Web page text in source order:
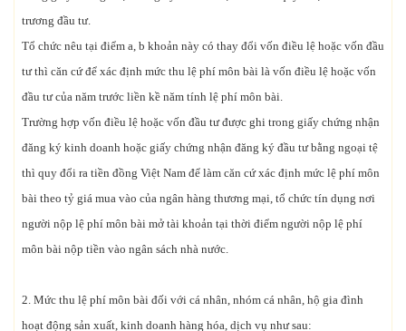
trương đầu tư.
Tổ chức nêu tại điểm a, b khoản này có thay đổi vốn điều lệ hoặc vốn đầu
tư thì căn cứ để xác định mức thu lệ phí môn bài là vốn điều lệ hoặc vốn
đầu tư của năm trước liền kề năm tính lệ phí môn bài.
Trường hợp vốn điều lệ hoặc vốn đầu tư được ghi trong giấy chứng nhận
đăng ký kinh doanh hoặc giấy chứng nhận đăng ký đầu tư bằng ngoại tệ
thì quy đổi ra tiền đồng Việt Nam để làm căn cứ xác định mức lệ phí môn
bài theo tỷ giá mua vào của ngân hàng thương mại, tổ chức tín dụng nơi
người nộp lệ phí môn bài mở tài khoản tại thời điểm người nộp lệ phí
môn bài nộp tiền vào ngân sách nhà nước.
2. Mức thu lệ phí môn bài đối với cá nhân, nhóm cá nhân, hộ gia đình
hoạt động sản xuất, kinh doanh hàng hóa, dịch vụ như sau: